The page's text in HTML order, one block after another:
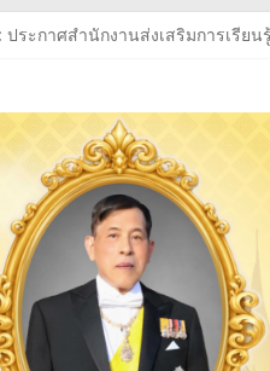
ประกาศสำนักงานส่งเสริมการเรีย
ประกาศผู้ชนะการเสนอราคา ประ
ประกาศสำนักงานส่งเสริมการเรีย
กงาน
ม
ร